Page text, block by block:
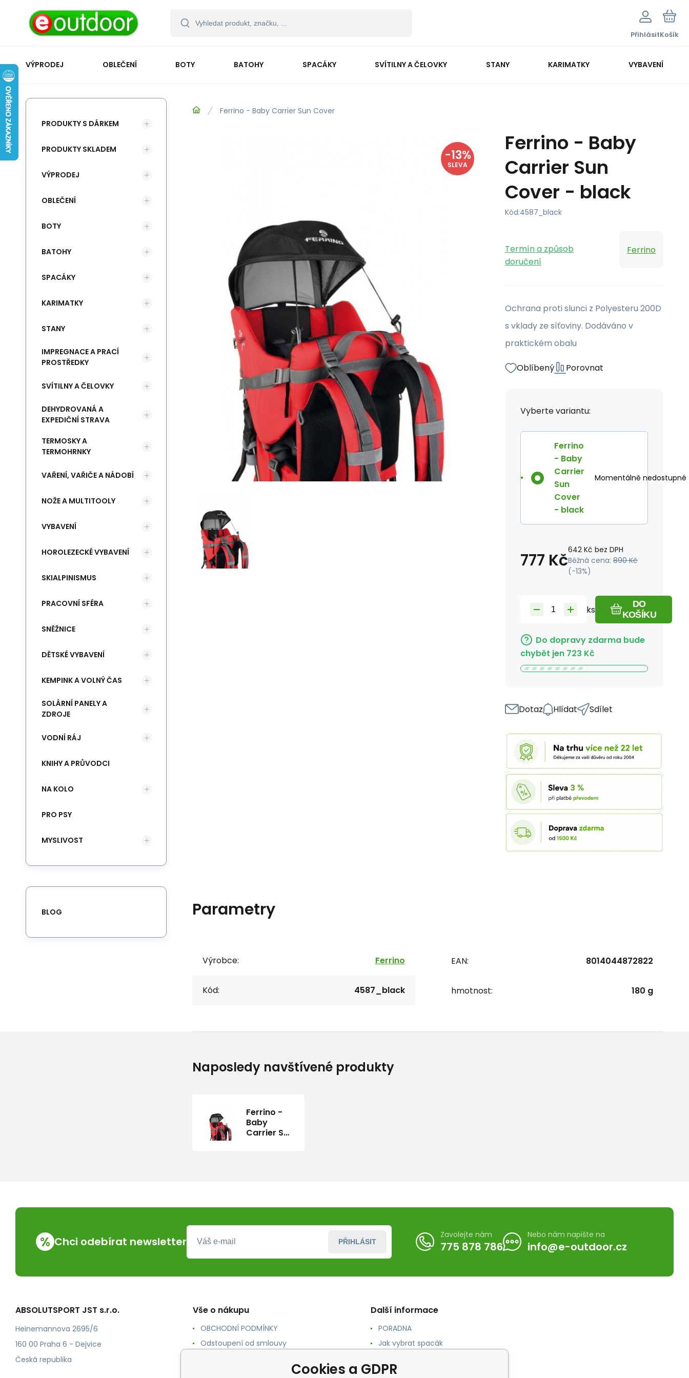
PřihlásitKošík
VÝPRODEJ OBLEČENÍ BOTY BATOHY SPACÁKY SVÍTILNY A ČELOVKY STANY KARIMATKY VYBAVENÍ
Ferrino - Baby Carrier Sun Cover
-13%
SLEVA
Ferrino - Baby
Carrier Sun
Cover - black
Kód:4587_black
Termín a způsob
doručení
Ferrino
Ochrana proti slunci z Polyesteru 200D
s vklady ze síťoviny. Dodáváno v
praktickém obalu
Oblíbený Porovnat
Vyberte variantu:
Ferrino
- Baby
Carrier
Sun
Cover
- black
Momentálně nedostupné
777 Kč642 Kč bez DPH
Běžná cena: 890 Kč
(-13%)
ks
DO
KOŠÍKU
Do dopravy zdarma bude
chybět jen 723 Kč
Dotaz Hlídat Sdílet
Parametry
Výrobce: Ferrino
Kód: 4587_black
EAN: 8014044872822
hmotnost: 180 g
PRODUKTY S DÁRKEM
PRODUKTY SKLADEM
VÝPRODEJ
OBLEČENÍ
BOTY
BATOHY
SPACÁKY
KARIMATKY
STANY
IMPREGNACE A PRACÍ
PROSTŘEDKY
SVÍTILNY A ČELOVKY
DEHYDROVANÁ A
EXPEDIČNÍ STRAVA
TERMOSKY A
TERMOHRNKY
VAŘENÍ, VAŘIČE A NÁDOBÍ
NOŽE A MULTITOOLY
VYBAVENÍ
HOROLEZECKÉ VYBAVENÍ
SKIALPINISMUS
PRACOVNÍ SFÉRA
SNĚŽNICE
DĚTSKÉ VYBAVENÍ
KEMPINK A VOLNÝ ČAS
SOLÁRNÍ PANELY A
ZDROJE
VODNÍ RÁJ
KNIHY A PRŮVODCI
NA KOLO
PRO PSY
MYSLIVOST
BLOG
Naposledy navštívené produkty
Ferrino -
Baby
Carrier Sun
% Chci odebírat newsletter PŘIHLÁSIT
Zavolejte nám
775 878 786
Nebo nám napište na
info@e-outdoor.cz
ABSOLUTSPORT JST s.r.o.
Heinemannova 2695/6
160 00 Praha 6 - Dejvice
Česká republika
Vše o nákupu
OBCHODNÍ PODMÍNKY
Odstoupení od smlouvy
Další informace
PORADNA
Jak vybrat spacák
Jak vybrat karimatku
Cookies a GDPR